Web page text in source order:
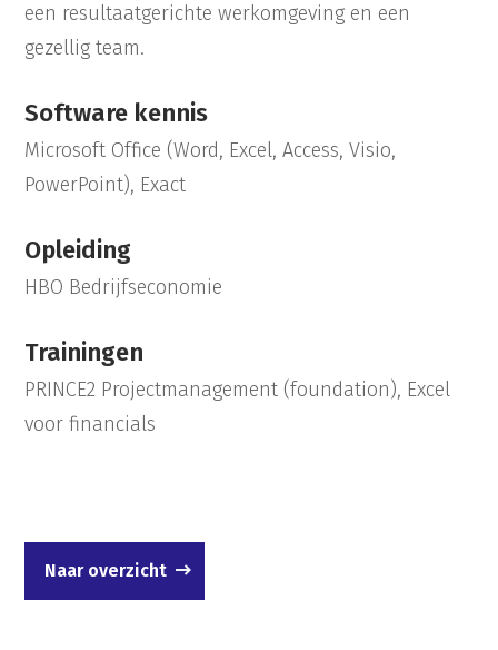
een resultaatgerichte werkomgeving en een
gezellig team.
Software kennis
Microsoft Office (Word, Excel, Access, Visio,
PowerPoint), Exact
Opleiding
HBO Bedrijfseconomie
Trainingen
PRINCE2 Projectmanagement (foundation), Excel
voor financials
Naar overzicht